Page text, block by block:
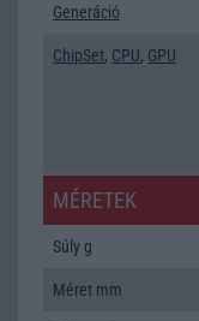
Generáció
ChipSet, CPU, GPU
MÉRETEK
Súly g
Méret mm